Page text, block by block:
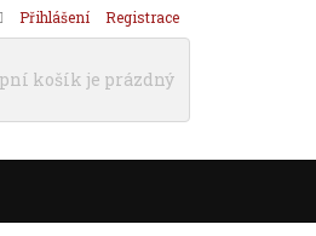
košík je prázdný
Přihlášení Registrace